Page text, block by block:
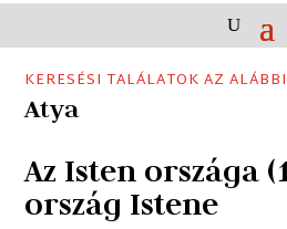
KERESÉSI TALÁLATOK AZ
Atya
Az Isten országa
ország Istene